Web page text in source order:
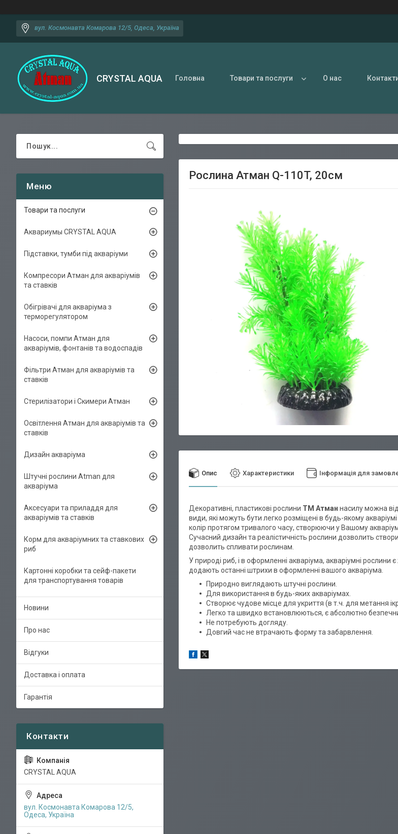
вул. Космонавта Комарова 12/5, Одеса, Україна
CRYSTAL AQUA Головна Товари та послуги О нас
Рослина Атман Q-110T, 20см
Опис Характеристики Інформація для
Декоративні, пластикові рослини ТМ Атман насилу можна
види, які можуть бути легко розміщені в будь-якому
колір протягом тривалого часу, створюючи у Вашому
Сучасний дизайн та реалістичність рослини дозволить
дозволить спливати рослинам.
У природі риб, і в оформленні акваріума, акваріумні
додають останні штрихи в оформленні вашого акваріума.
Природно виглядають штучні рослини.
Для використання в будь-яких акваріумах.
Створює чудове місце для укриття (в т.ч. для метання
Легко та швидко встановлюються, є абсолютно
Не потребують догляду.
Довгий час не втрачають форму та забарвлення.
Товари та послуги
Аквариумы CRYSTAL AQUA
Підставки, тумби під акваріуми
Компресори Атман для акваріумів
та ставків
Обігрівачі для акваріума з
терморегулятором
Насоси, помпи Атман для
акваріумів, фонтанів та водоспадів
Фільтри Атман для акваріумів та
ставків
Стерилізатори і Скимери Атман
Освітлення Атман для акваріумів та
ставків
Дизайн акваріума
Штучні рослини Atman для
акваріума
Аксесуари та приладдя для
акваріумів та ставків
Корм для акваріумних та ставкових
риб
Картонні коробки та сейф-пакети
для транспортування товарів
Новини
Про нас
Відгуки
Доставка і оплата
Гарантія
CRYSTAL AQUA
вул. Космонавта Комарова 12/5,
Одеса, Україна